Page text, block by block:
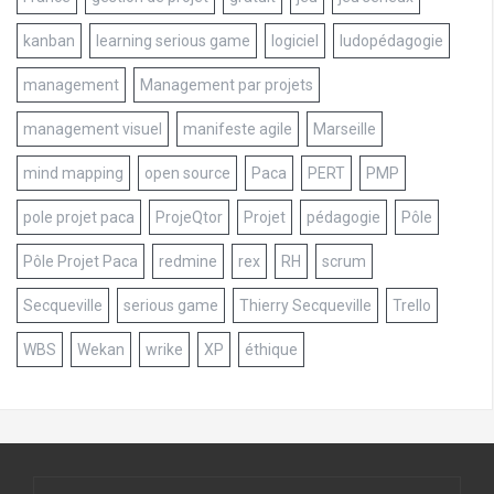
kanban learning serious game logiciel ludopédagogie
management Management par projets
management visuel manifeste agile Marseille
mind mapping open source Paca PERT PMP
pole projet paca ProjeQtor Projet pédagogie Pôle
Pôle Projet Paca redmine rex RH scrum
Secqueville serious game Thierry Secqueville Trello
WBS Wekan wrike XP éthique